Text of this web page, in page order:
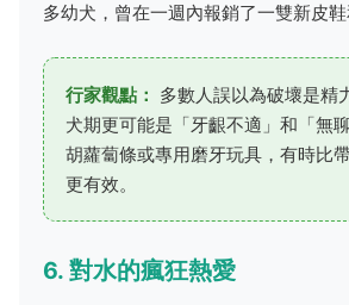
多幼犬，曾在一週內報銷了一雙新皮鞋
行家觀點： 多數人誤以為破壞是精
犬期更可能是「牙齦不適」和「無
胡蘿蔔條或專用磨牙玩具，有時比
更有效。
6. 對水的瘋狂熱愛